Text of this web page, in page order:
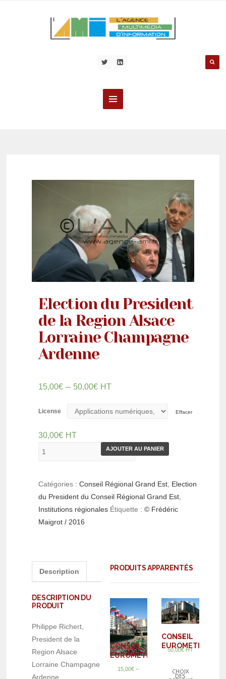
Election du President
de la Region Alsace
Lorraine Champagne
Ardenne
15,00€ – 50,00€ HT
License Effacer
30,00€ HT
AJOUTER AU PANIER
Catégories :Conseil Régional Grand Est Election
du President du Conseil Régional Grand Est
Institutions régionales Étiquette :© Frédéric
Maigrot / 2016
Description
DESCRIPTION DU
PRODUIT
Philippe Richert,
President de la
Region Alsace
Lorraine Champagne
Ardenne
PRODUITS APPARENTÉS
CONSEIL
EUROMETROPOLE
15,00€ –
CONSEIL
15,00€–
50,00€ HT
CHOIX
DES